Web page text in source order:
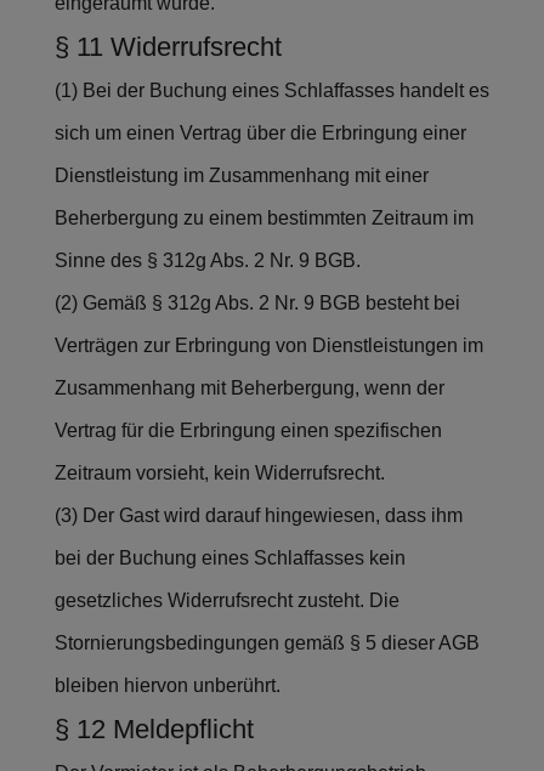
§ 11 Widerrufsrecht
(1) Bei der Buchung eines Schlaffasses handelt es
sich um einen Vertrag über die Erbringung einer
Dienstleistung im Zusammenhang mit einer
Beherbergung zu einem bestimmten Zeitraum im
Sinne des § 312g Abs. 2 Nr. 9 BGB.
(2) Gemäß § 312g Abs. 2 Nr. 9 BGB besteht bei
Verträgen zur Erbringung von Dienstleistungen im
Zusammenhang mit Beherbergung, wenn der
Vertrag für die Erbringung einen spezifischen
Zeitraum vorsieht, kein Widerrufsrecht.
(3) Der Gast wird darauf hingewiesen, dass ihm
bei der Buchung eines Schlaffasses kein
gesetzliches Widerrufsrecht zusteht. Die
Stornierungsbedingungen gemäß § 5 dieser AGB
bleiben hiervon unberührt.
§ 12 Meldepflicht